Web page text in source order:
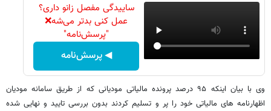
ساییدگی مفصل زانو داری؟
عمل کنی بدتر می‌شه❌
"پرسش‌نامه"
◀ پرسش‌نامه
وی با بیان اینکه ۹۵ درصد پرونده مالیاتی مودیانی که از طریق سامانه مودیان
اظهارنامه های مالیاتی خود را پر و تسلیم کردند بدون بررسی تایید و نهایی شده